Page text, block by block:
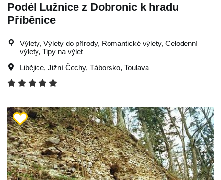
Podél Lužnice z Dobronic k hradu
Příběnice
Výlety, Výlety do přírody, Romantické výlety, Celodenní
výlety, Tipy na výlet
Libějice, Jižní Čechy, Táborsko, Toulava